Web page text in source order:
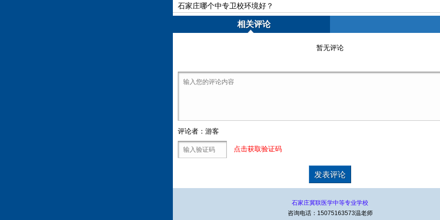
石家庄哪个中专卫校环境好？
相关评论
暂无评论
评论者：游客
点击获取验证码
石家庄冀联医学中等专业学校
咨询电话：15075163573温老师